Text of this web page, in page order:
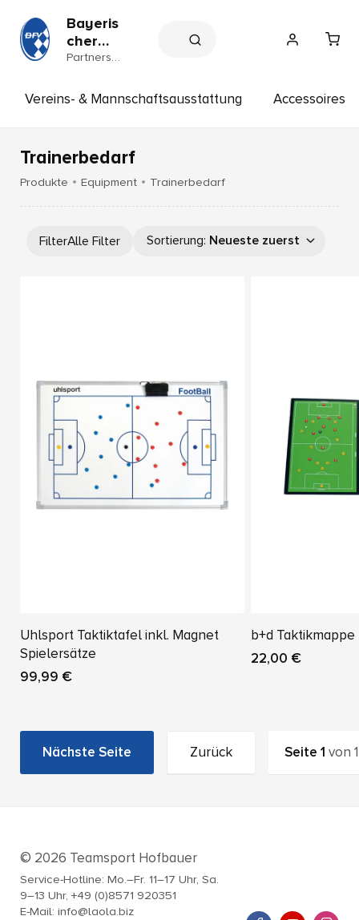
Bayeris
cher
Fußball
Verban
Partnersh
Vereins- & Mannschaftsausstattung Accessoires
Trainerbedarf
Produkte Equipment Trainerbedarf
FilterAlle Filter Sortierung: Neueste zuerst
Uhlsport Taktiktafel inkl. Magnet
Spielersätze
99,99 €
b+d Taktikmappe
22,00 €
Nächste Seite Zurück Seite1 von1
© 2026 Teamsport Hofbauer
Service-Hotline: Mo.–Fr. 11–17 Uhr, Sa.
9–13 Uhr, +49 (0)8571 920351
E-Mail: info@laola.biz